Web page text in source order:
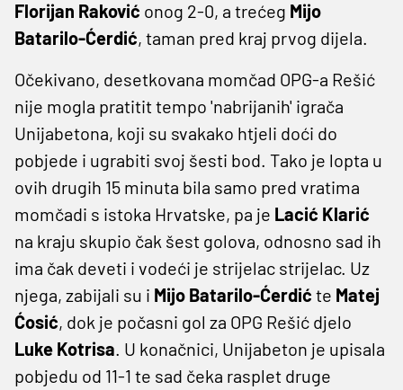
Florijan Raković onog 2-0, a trećeg Mijo
Batarilo-Ćerdić, taman pred kraj prvog dijela.
Očekivano, desetkovana momčad OPG-a Rešić
nije mogla pratitit tempo 'nabrijanih' igrača
Unijabetona, koji su svakako htjeli doći do
pobjede i ugrabiti svoj šesti bod. Tako je lopta u
ovih drugih 15 minuta bila samo pred vratima
momčadi s istoka Hrvatske, pa je Lacić Klarić
na kraju skupio čak šest golova, odnosno sad ih
ima čak deveti i vodeći je strijelac strijelac. Uz
njega, zabijali su i Mijo Batarilo-Ćerdić te Matej
Ćosić, dok je počasni gol za OPG Rešić djelo
Luke Kotrisa. U konačnici, Unijabeton je upisala
pobjedu od 11-1 te sad čeka rasplet druge